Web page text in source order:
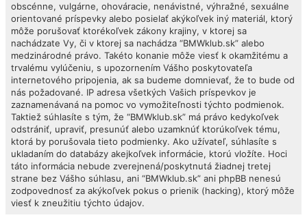
obscénne, vulgárne, ohováracie, nenávistné, výhražné, sexuálne
orientované príspevky alebo posielať akýkoľvek iný materiál, ktorý
môže porušovať ktorékoľvek zákony krajiny, v ktorej sa
nachádzate Vy, či v ktorej sa nachádza “BMWklub.sk” alebo
medzinárodné právo. Takéto konanie môže viesť k okamžitému a
trvalému vylúčeniu, s upozornením Vášho poskytovateľa
internetového pripojenia, ak sa budeme domnievať, že to bude od
nás požadované. IP adresa všetkých Vašich príspevkov je
zaznamenávaná na pomoc vo vymožiteľnosti týchto podmienok.
Taktiež súhlasíte s tým, že “BMWklub.sk” má právo kedykoľvek
odstrániť, upraviť, presunúť alebo uzamknúť ktorúkoľvek tému,
ktorá by porušovala tieto podmienky. Ako užívateľ, súhlasíte s
ukladaním do databázy akejkoľvek informácie, ktorú vložíte. Hoci
táto informácia nebude zverejnená/poskytnutá žiadnej tretej
strane bez Vášho súhlasu, ani “BMWklub.sk” ani phpBB nenesú
zodpovednosť za akýkoľvek pokus o prienik (hacking), ktorý môže
viesť k zneužitiu týchto údajov.